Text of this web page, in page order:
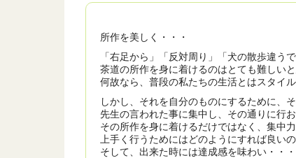
所作を美しく・・・
「右足から」「反対周り」「犬の散歩違う
茶道の所作を身に着けるのはとても難しいと
何故なら、普段の私たちの生活とはスタイル
しかし、それを自分のものにするために、
先生の言われた事に集中し、その通りに行
その所作を身に着けるだけではなく、集中
上手く行うためにはどのようにすれば良い
そして、出来た時には達成感を味わい・・・